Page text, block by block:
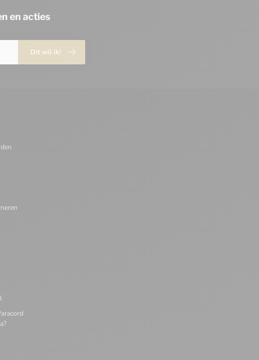
en acties
Dit wil ik!